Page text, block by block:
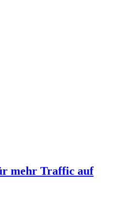
mehr Traffic auf